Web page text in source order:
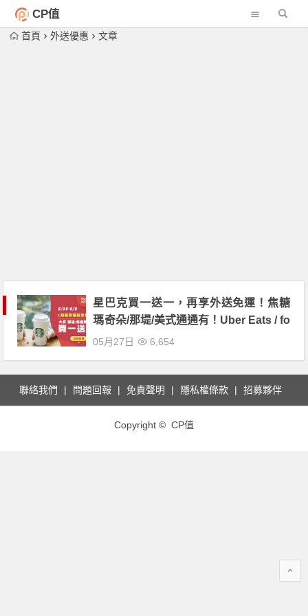
CP值
首頁 外送優惠 文章
星巴克買一送一，再享外送免運！焦糖
瑪奇朵/那堤/美式通通有！Uber Eats / fo
odpanda / foodomo / 優惠碼折扣！
05月27日 6,654
聯絡我們 問題回報 免責聲明 隱私權條款 招募夥伴
Copyright © CP值